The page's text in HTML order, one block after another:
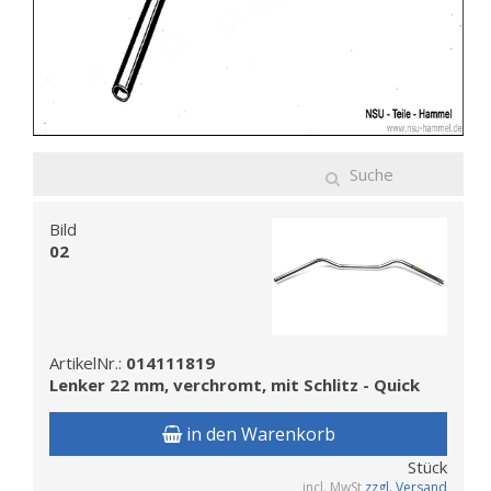
Bild
02
ArtikelNr.: 014111819
Lenker 22 mm, verchromt, mit Schlitz - Quick
in den Warenkorb
Stück
incl. MwSt zzgl. Versand